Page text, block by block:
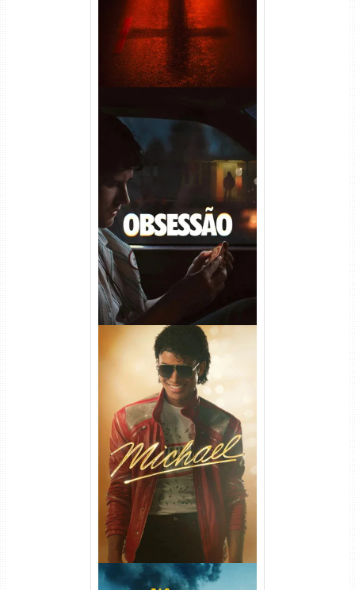
Obsessão Torrent (2026)
WEB-DL 1080p/4K Dual
Áudio
Michael Torrent (2026) WEB-
DL 1080p/4K Dual Áudio